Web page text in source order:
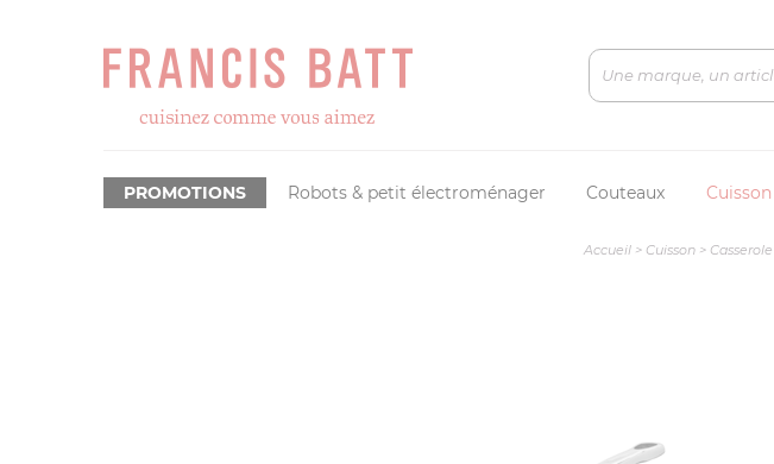
Robots & petit électroménager Couteaux Cuisson
PROMOTIONS
Accueil> Cuisson> Casserole